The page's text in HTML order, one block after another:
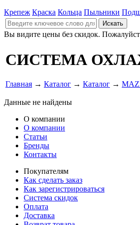
Крепеж Краска Кольца Пыльники
Вы видите цены без скидок.
СИСТЕМА
Главная → Каталог → Каталог →
Данные не найдены
О компании
О компании
Статьи
Бренды
Контакты
Покупателям
Как сделать заказ
Как зарегистрироваться
Система скидок
Оплата
Доставка